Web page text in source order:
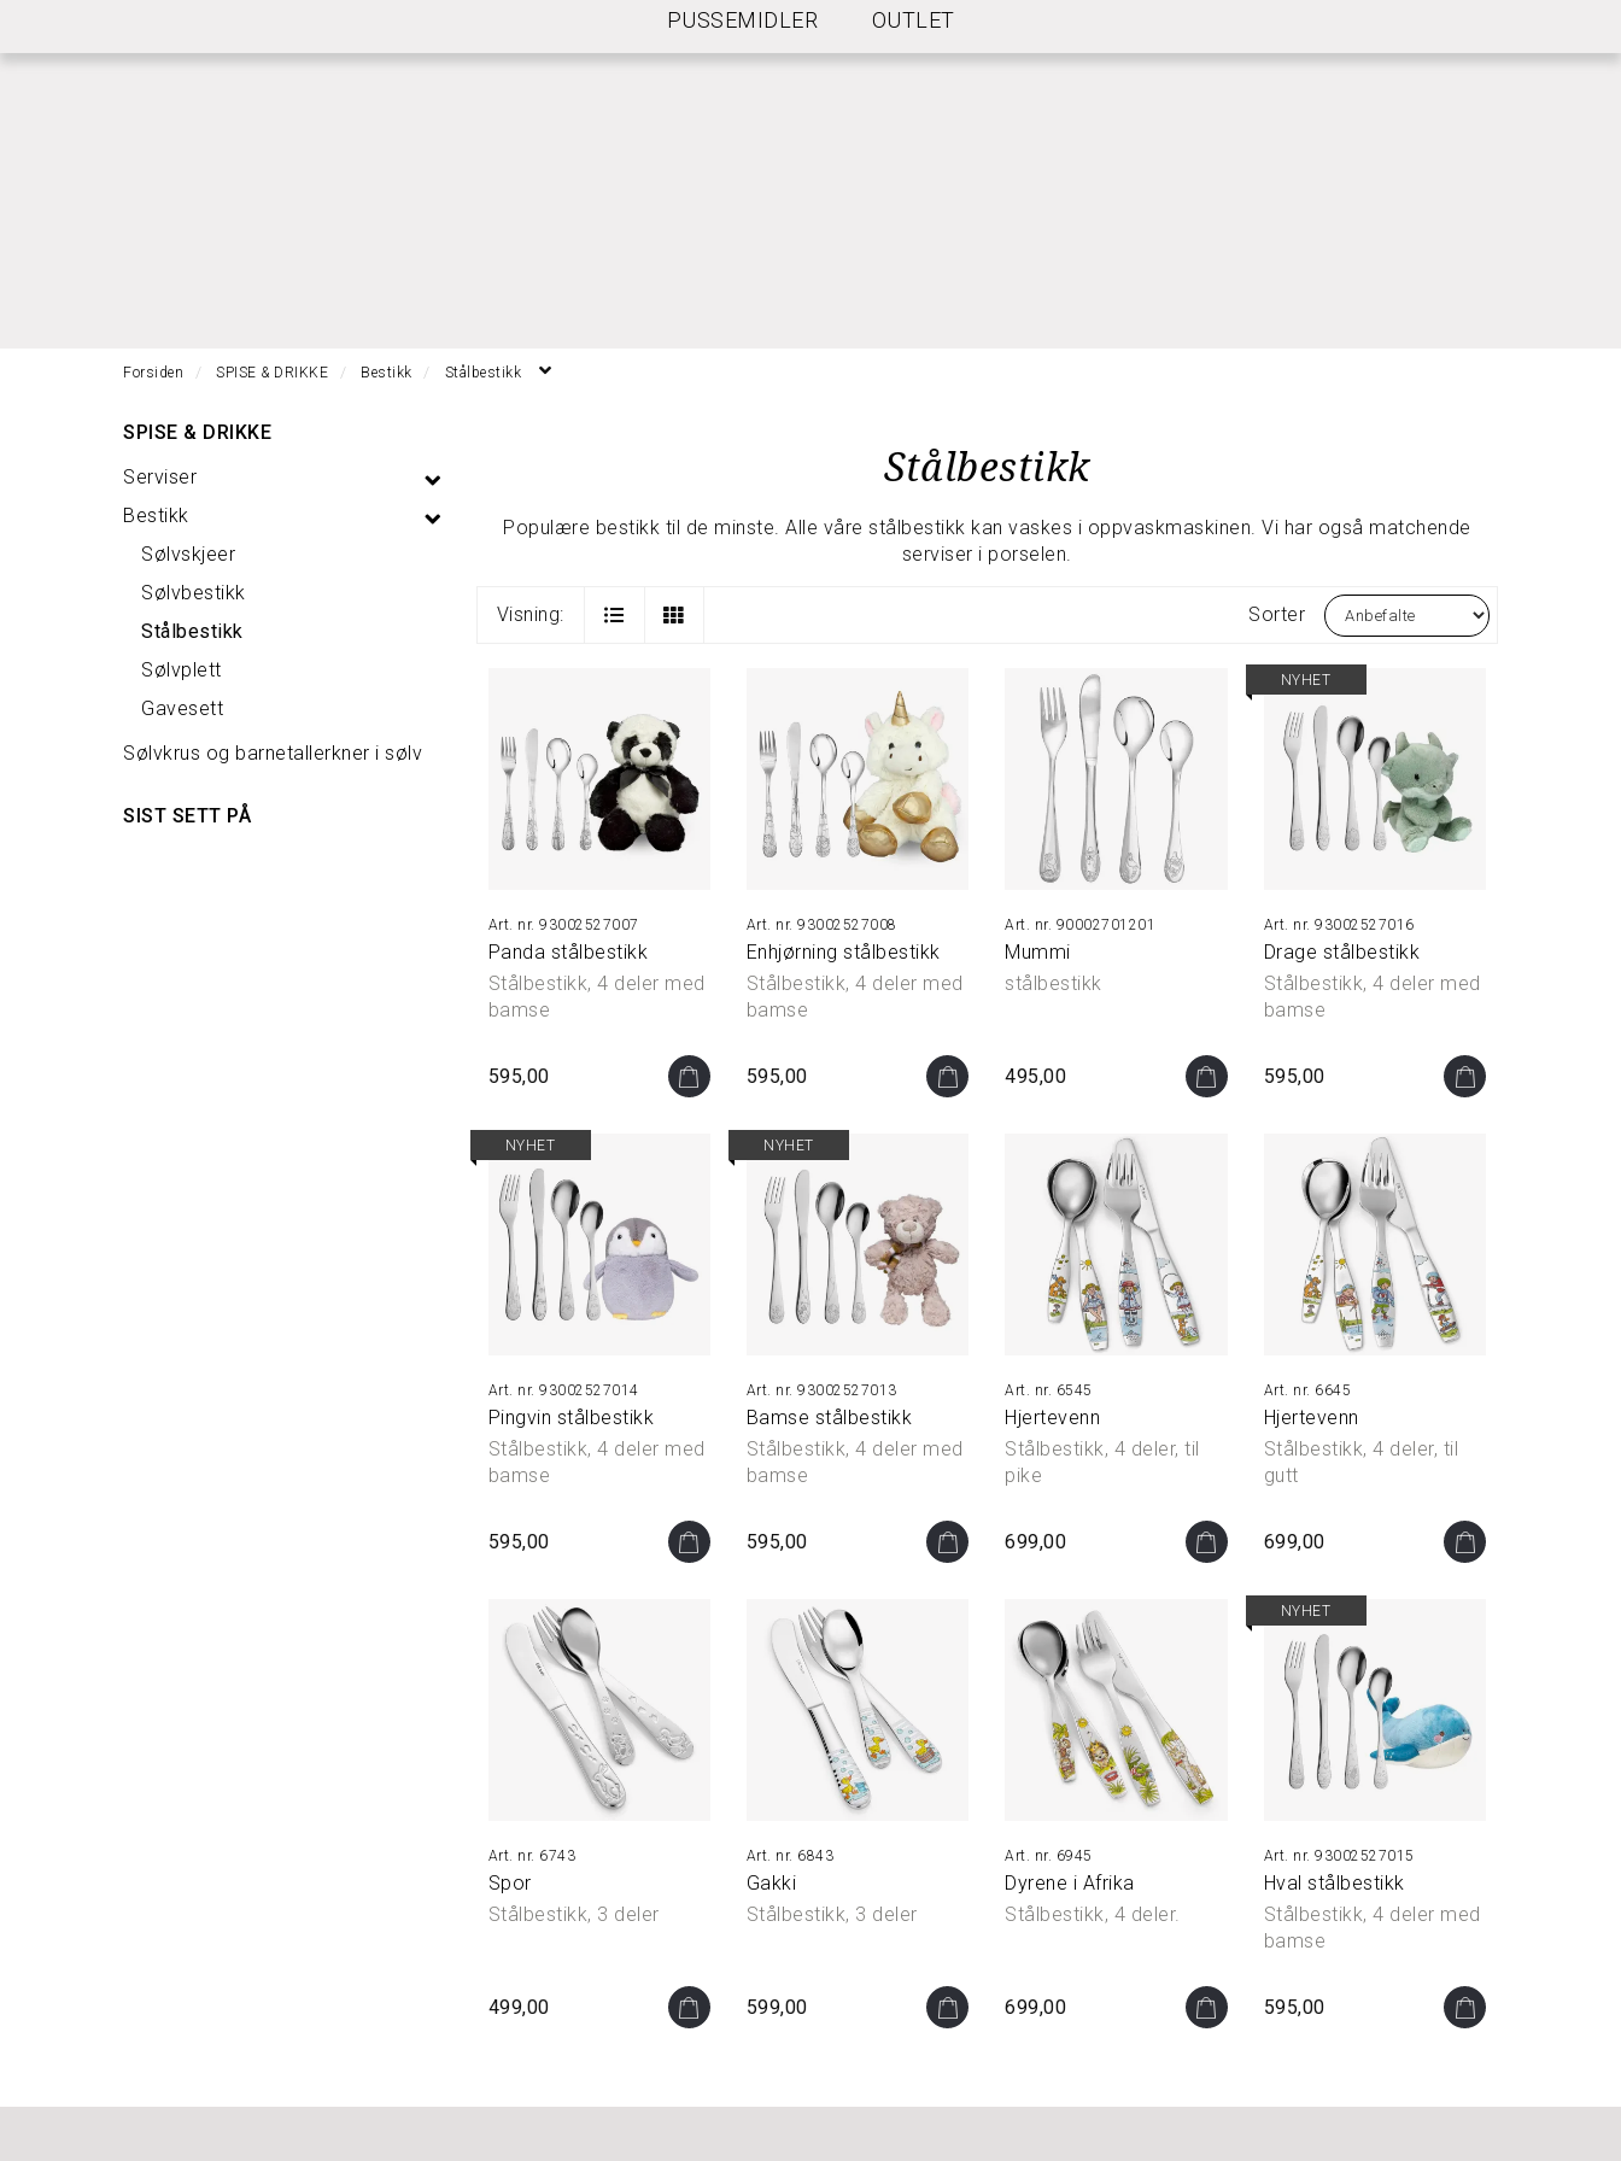
BETINGELSER FOR FRI FRAKTPUSSEMIDLER OUTLET
Forsiden SPISE & DRIKKE Bestikk Stålbestikk
SPISE & DRIKKE
Serviser
Bestikk
Sølvskjeer
Sølvbestikk
Stålbestikk
Sølvplett
Gavesett
Sølvkrus og barnetallerkner i sølv
SIST SETT PÅ
Stålbestikk
Populære bestikk til de minste. Alle våre stålbestikk kan vaskes i oppvaskmaskinen. Vi har også matchende
serviser i porselen.
Visning: Sorter
93002527007
Panda stålbestikk
Stålbestikk, 4 deler med
bamse
595,00
93002527008
Enhjørning stålbestikk
Stålbestikk, 4 deler med
bamse
595,00
90002701201
Mummi
stålbestikk
495,00
NYHET
93002527016
Drage stålbestikk
Stålbestikk, 4 deler med
bamse
595,00
NYHET
93002527014
Pingvin stålbestikk
Stålbestikk, 4 deler med
bamse
595,00
NYHET
93002527013
Bamse stålbestikk
Stålbestikk, 4 deler med
bamse
595,00
6545
Hjertevenn
Stålbestikk, 4 deler, til
pike
699,00
6645
Hjertevenn
Stålbestikk, 4 deler, til
gutt
699,00
6743
Spor
Stålbestikk, 3 deler
499,00
6843
Gakki
Stålbestikk, 3 deler
599,00
6945
Dyrene i Afrika
Stålbestikk, 4 deler.
699,00
NYHET
93002527015
Hval stålbestikk
Stålbestikk, 4 deler med
bamse
595,00